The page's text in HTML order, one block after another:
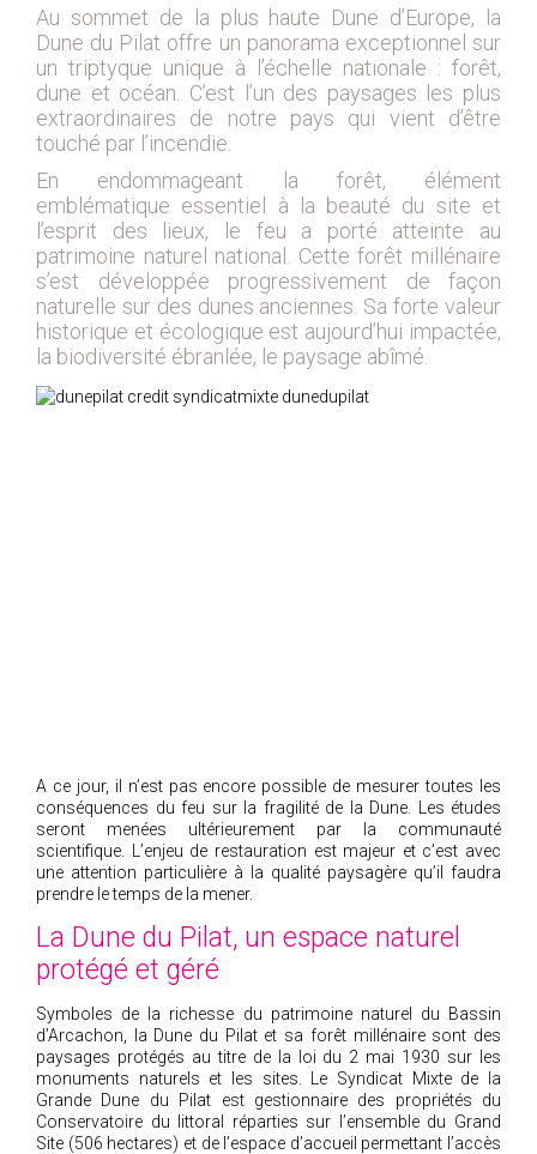
2018
2017
2016
2015
2012
2013
2011
2010
2009
2007
Au sommet de la plus haute Dune d’Europe, la
Dune du Pilat offre un panorama exceptionnel sur
un triptyque unique à l’échelle nationale : forêt,
dune et océan. C’est l’un des paysages les plus
extraordinaires de notre pays qui vient d’être
touché par l’incendie.
En endommageant la forêt, élément
emblématique essentiel à la beauté du site et
l’esprit des lieux, le feu a porté atteinte au
patrimoine naturel national. Cette forêt millénaire
s’est développée progressivement de façon
naturelle sur des dunes anciennes. Sa forte valeur
historique et écologique est aujourd’hui impactée,
la biodiversité ébranlée, le paysage abîmé.
A ce jour, il n’est pas encore possible de mesurer toutes les
conséquences du feu sur la fragilité de la Dune. Les études
seront menées ultérieurement par la communauté
scientifique. L’enjeu de restauration est majeur et c’est avec
une attention particulière à la qualité paysagère qu’il faudra
prendre le temps de la mener.
La Dune du Pilat, un espace naturel
protégé et géré
Symboles de la richesse du patrimoine naturel du Bassin
d’Arcachon, la Dune du Pilat et sa forêt millénaire sont des
paysages protégés au titre de la loi du 2 mai 1930 sur les
monuments naturels et les sites. Le Syndicat Mixte de la
Grande Dune du Pilat est gestionnaire des propriétés du
Conservatoire du littoral réparties sur l’ensemble du Grand
Site (506 hectares) et de l’espace d’accueil permettant l’accès